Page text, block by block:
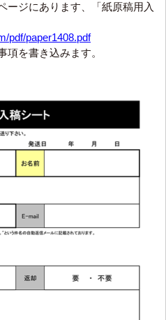
ージにあります、「紙原稿用入
pdf/paper1408.pdf
項を書き込みます。